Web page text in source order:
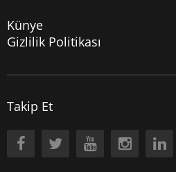
Künye
Gizlilik Politikası
Takip Et